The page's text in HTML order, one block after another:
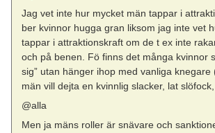
Jag vet inte hur mycket män tappar i
ber kvinnor hugga gran liksom jag inte vet
tappar i attraktionskraft om de t ex inte
och på benen. Fö finns det många kvinnor
sig” utan hänger ihop med vanliga knegare
män vill dejta en kvinnlig slacker, lat slöfock,
@alla
Men ja mäns roller är snävare och